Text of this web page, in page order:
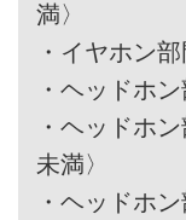
満〉
・ イヤホン部
・ ヘッドホン
・ ヘッドホ
未満〉
・ ヘッドホン